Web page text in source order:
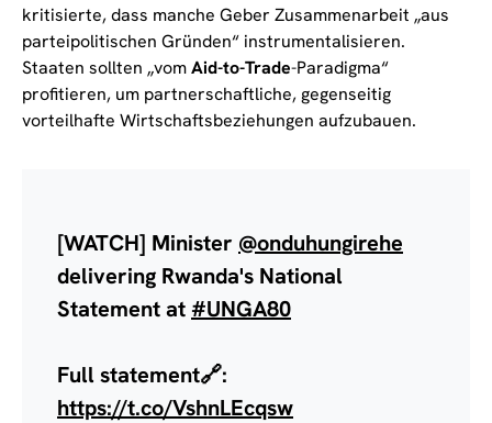
kritisierte, dass manche Geber Zusammenarbeit „aus
parteipolitischen Gründen“ instrumentalisieren.
Staaten sollten „vomAid-to-Trade-Paradigma“
profitieren, um partnerschaftliche, gegenseitig
vorteilhafte Wirtschaftsbeziehungen aufzubauen.
[WATCH] Minister @onduhungirehe
delivering Rwanda's National
Statement at #UNGA80
Full statement🔗:
https://t.co/VshnLEcqsw